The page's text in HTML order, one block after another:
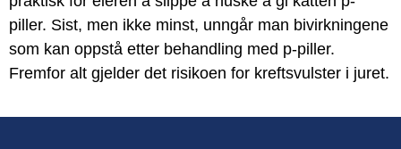
piller. Sist, men ikke minst, unngår man bivirkningene
som kan oppstå etter behandling med p-piller.
Fremfor alt gjelder det risikoen for kreftsvulster i juret.